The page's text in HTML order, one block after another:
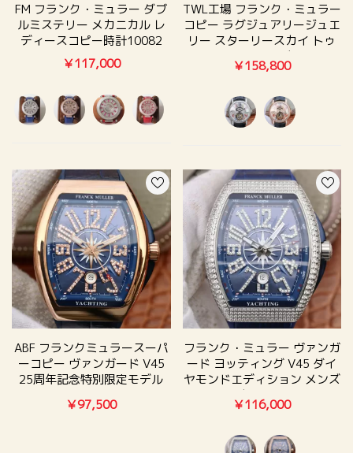
FM フランク・ミュラー ダブ
ルミステリー メカニカル レ
ディースコピー時計10082
￥117,000
TWL工場 フランク・ミュラー
コピー ラグジュアリージュエ
リー スターリースカイ トゥ
ルートゥールビヨン
00772320
￥158,800
ABF フランクミュラースーパ
ーコピー ヴァンガード V45
25周年記念特別限定モデル
￥97,500
フランク・ミュラー ヴァンガ
ード ヨッティング V45 ダイ
ヤモンドエディション メンズ
ウォッチ
￥116,000